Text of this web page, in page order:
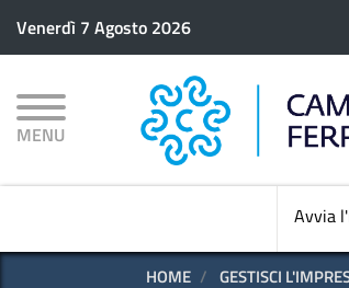
Venerdì 7 Agosto 2026
MENU
Avvia
HOME GESTISCI